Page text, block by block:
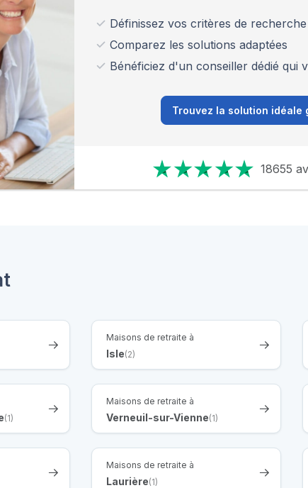
Définissez vos critères de recherche
Comparez les solutions adaptées
Bénéficiez d'un conseiller dédié qui
Trouvez la solution idéale
18655
Maisons de retraite à
Isle(2)
(1)
Maisons de retraite à
Verneuil-sur-Vienne(1)
Maisons de retraite à
Laurière(1)